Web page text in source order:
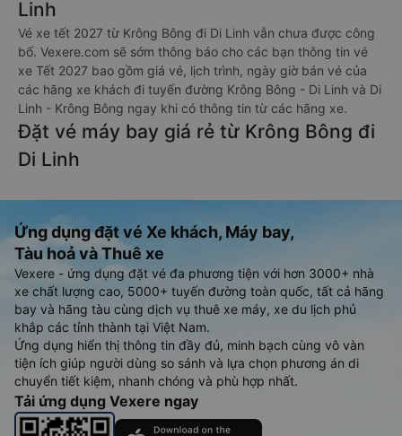
Linh
Vé xe tết 2027 từ Krông Bông đi Di Linh vẫn chưa được công
bố. Vexere.com sẽ sớm thông báo cho các bạn thông tin vé
xe Tết 2027 bao gồm giá vé, lịch trình, ngày giờ bán vé của
các hãng xe khách đi tuyến đường Krông Bông - Di Linh và Di
Linh - Krông Bông ngay khi có thông tin từ các hãng xe.
Đặt vé máy bay giá rẻ từ Krông Bông đi
Di Linh
Ứng dụng đặt vé Xe khách, Máy bay,
Tàu hoả và Thuê xe
Vexere - ứng dụng đặt vé đa phương tiện với hơn 3000+ nhà
xe chất lượng cao, 5000+ tuyến đường toàn quốc, tất cả hãng
bay và hãng tàu cùng dịch vụ thuê xe máy, xe du lịch phủ
khắp các tỉnh thành tại Việt Nam.
Ứng dụng hiển thị thông tin đầy đủ, minh bạch cùng vô vàn
tiện ích giúp người dùng so sánh và lựa chọn phương án di
chuyển tiết kiệm, nhanh chóng và phù hợp nhất.
Tải ứng dụng Vexere ngay